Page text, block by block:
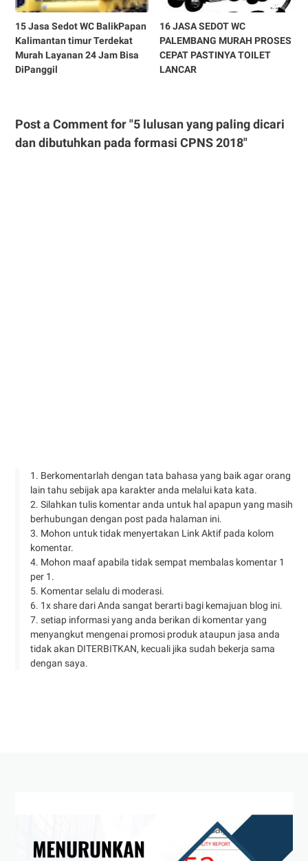
15 Jasa Sedot WC BalikPapan
Kalimantan timur Terdekat
Murah Layanan 24 Jam Bisa
DiPanggil
16 JASA SEDOT WC
PALEMBANG MURAH PROSES
CEPAT PASTINYA TOILET
LANCAR
Post a Comment for "5 lulusan yang paling dicari
dan dibutuhkan pada formasi CPNS 2018"
1. Berkomentarlah dengan tata bahasa yang baik agar orang
lain tahu sebijak apa karakter anda melalui kata kata.
2. Silahkan tulis komentar anda untuk hal apapun yang masih
berhubungan dengan post pada halaman ini.
3. Mohon untuk tidak menyertakan Link Aktif pada kolom
komentar.
4. Mohon maaf apabila tidak sempat membalas komentar 1
per 1.
5. Komentar selalu di moderasi.
6. 1x share dari Anda sangat berarti bagi kemajuan blog ini.
7. setiap informasi yang anda berikan di komentar yang
menyangkut mengenai promosi produk ataupun jasa anda
tidak akan DITERBITKAN, kecuali jika sudah bekerja sama
dengan saya.